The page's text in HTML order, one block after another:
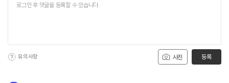
사진
유의사항 등록